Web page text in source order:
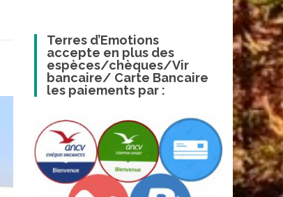
Terres d’Emotions
accepte en plus des
espèces/chèques/Vir
bancaire/ Carte Bancaire
les paiements par :